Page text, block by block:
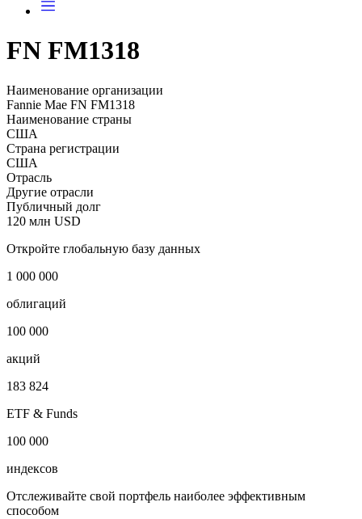
FN FM1318
Наименование организации
Fannie Mae FN FM1318
Наименование страны
США
Страна регистрации
США
Отрасль
Другие отрасли
Публичный долг
120 млн USD
Откройте глобальную базу данных
1 000 000
облигаций
100 000
акций
183 824
ETF & Funds
100 000
индексов
Отслеживайте свой портфель наиболее эффективным
способом